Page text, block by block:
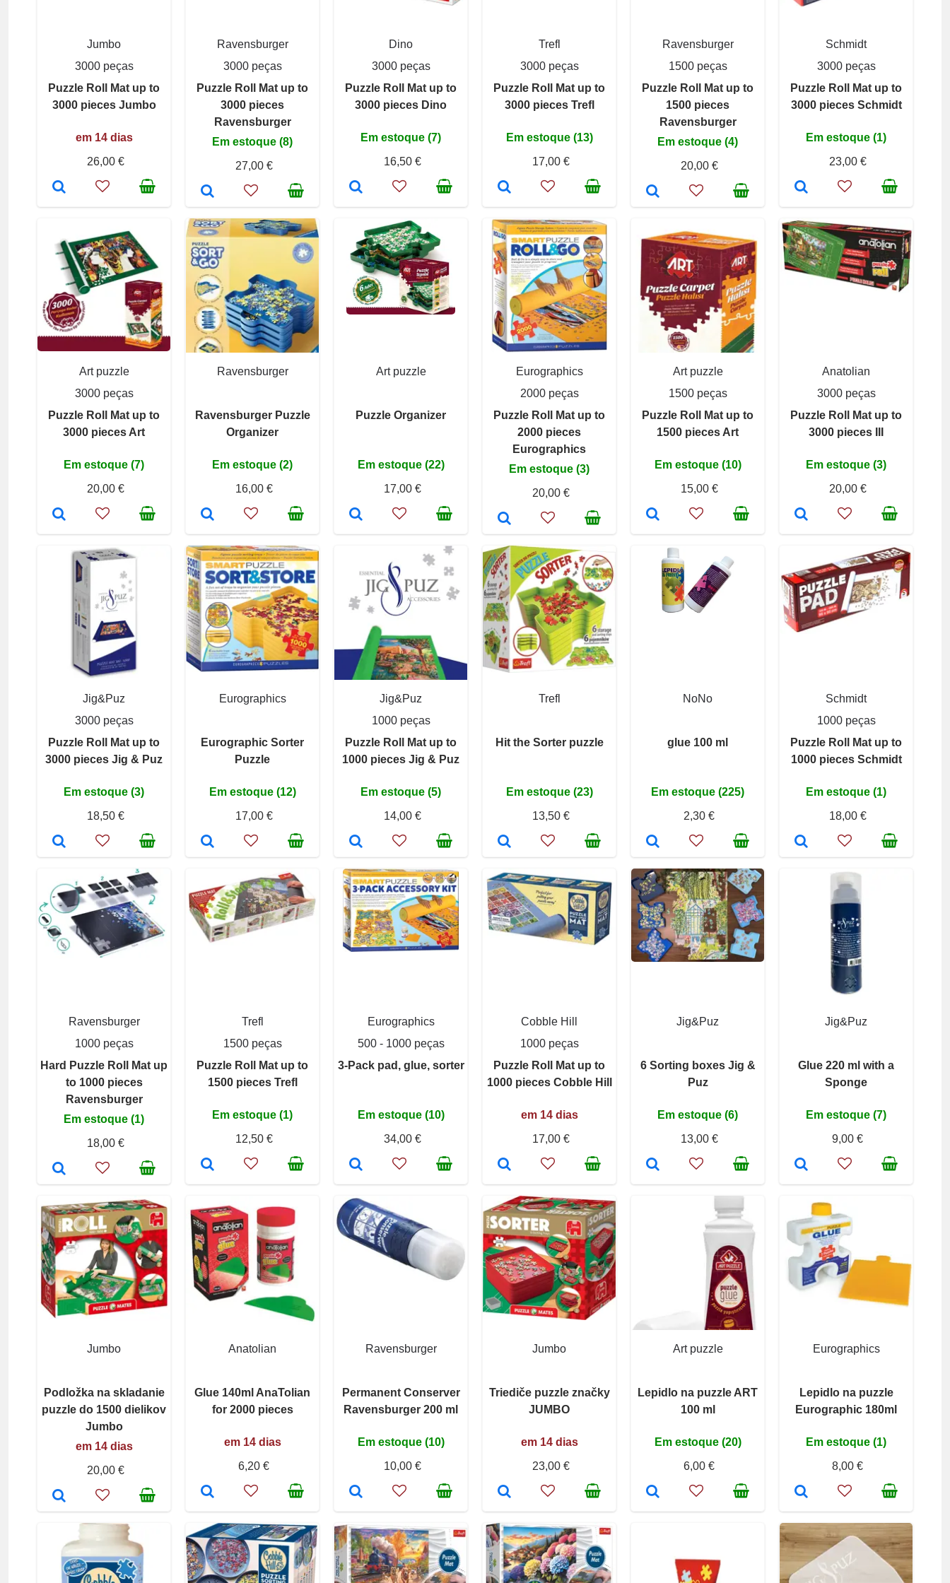
Jumbo
3000 peças
Puzzle Roll Mat up to
3000 pieces Jumbo
em 14 dias
26,00 €
Ravensburger
3000 peças
Puzzle Roll Mat up to
3000 pieces
Ravensburger
Em estoque (8)
27,00 €
Dino
3000 peças
Puzzle Roll Mat up to
3000 pieces Dino
Em estoque (7)
16,50 €
Trefl
3000 peças
Puzzle Roll Mat up to
3000 pieces Trefl
Em estoque (13)
17,00 €
Ravensburger
1500 peças
Puzzle Roll Mat up to
1500 pieces
Ravensburger
Em estoque (4)
20,00 €
Schmidt
3000 peças
Puzzle Roll Mat up to
3000 pieces Schmidt
Em estoque (1)
23,00 €
Art puzzle
3000 peças
Puzzle Roll Mat up to
3000 pieces Art
Em estoque (7)
20,00 €
Ravensburger
Ravensburger Puzzle
Organizer
Em estoque (2)
16,00 €
Art puzzle
Puzzle Organizer
Em estoque (22)
17,00 €
Eurographics
2000 peças
Puzzle Roll Mat up to
2000 pieces
Eurographics
Em estoque (3)
20,00 €
Art puzzle
1500 peças
Puzzle Roll Mat up to
1500 pieces Art
Em estoque (10)
15,00 €
Anatolian
3000 peças
Puzzle Roll Mat up to
3000 pieces III
Em estoque (3)
20,00 €
Jig&Puz
3000 peças
Puzzle Roll Mat up to
3000 pieces Jig & Puz
Em estoque (3)
18,50 €
Eurographics
Eurographic Sorter
Puzzle
Em estoque (12)
17,00 €
Jig&Puz
1000 peças
Puzzle Roll Mat up to
1000 pieces Jig & Puz
Em estoque (5)
14,00 €
Trefl
Hit the Sorter puzzle
Em estoque (23)
13,50 €
NoNo
glue 100 ml
Em estoque (225)
2,30 €
Schmidt
1000 peças
Puzzle Roll Mat up to
1000 pieces Schmidt
Em estoque (1)
18,00 €
Ravensburger
1000 peças
Hard Puzzle Roll Mat up
to 1000 pieces
Ravensburger
Em estoque (1)
18,00 €
Trefl
1500 peças
Puzzle Roll Mat up to
1500 pieces Trefl
Em estoque (1)
12,50 €
Eurographics
500 - 1000 peças
3-Pack pad, glue, sorter
Em estoque (10)
34,00 €
Cobble Hill
1000 peças
Puzzle Roll Mat up to
1000 pieces Cobble Hill
em 14 dias
17,00 €
Jig&Puz
6 Sorting boxes Jig &
Puz
Em estoque (6)
13,00 €
Jig&Puz
Glue 220 ml with a
Sponge
Em estoque (7)
9,00 €
Jumbo
Podložka na skladanie
puzzle do 1500 dielikov
Jumbo
em 14 dias
20,00 €
Anatolian
Glue 140ml AnaTolian
for 2000 pieces
em 14 dias
6,20 €
Ravensburger
Permanent Conserver
Ravensburger 200 ml
Em estoque (10)
10,00 €
Jumbo
Triediče puzzle značky
JUMBO
em 14 dias
23,00 €
Art puzzle
Lepidlo na puzzle ART
100 ml
Em estoque (20)
6,00 €
Eurographics
Lepidlo na puzzle
Eurographic 180ml
Em estoque (1)
8,00 €